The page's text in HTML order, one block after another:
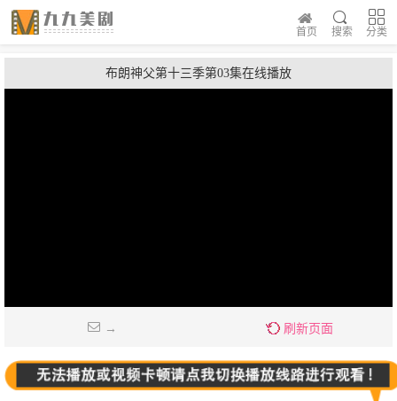
分类
搜索
首页
布朗神父第十三季第03集在线播放
→ 刷新页面